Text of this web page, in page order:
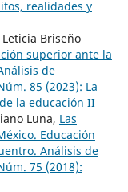
realidades y
Briseño
superior ante la
de
85 (2023): La
la educación II
Luna, Las
Educación
Análisis de
75 (2018):